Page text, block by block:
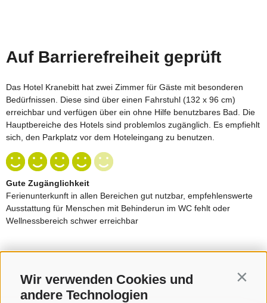
Wir verwenden Cookies und
andere Technologien